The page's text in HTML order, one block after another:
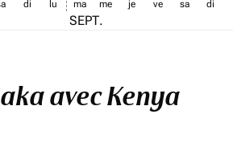
di lu ma
SEPT.
me je ve sa di
avec Kenya